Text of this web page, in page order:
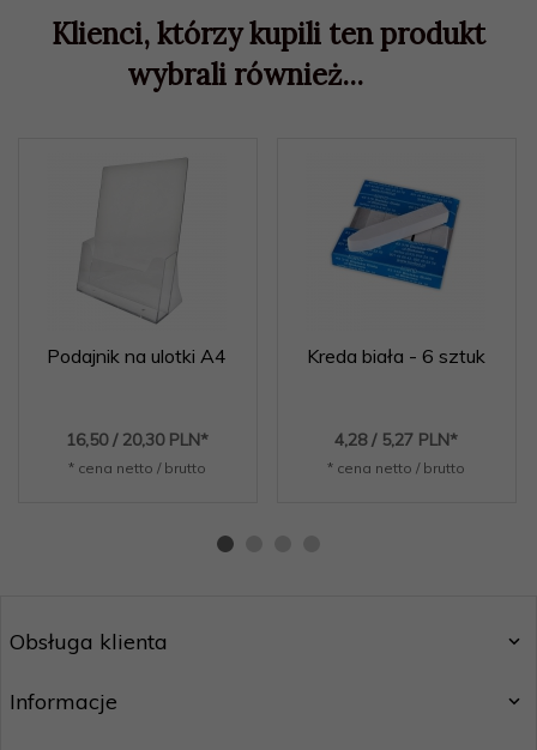
Klienci, którzy kupili ten produkt
wybrali również...
Podajnik na ulotki A4
16,50 / 20,30 PLN*
* cena netto / brutto
Kreda biała - 6 sztuk
4,28 / 5,27 PLN*
* cena netto / brutto
Obsługa klienta
Informacje